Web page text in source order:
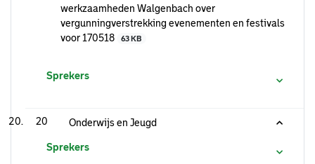
werkzaamheden Walgenbach over
vergunningverstrekking evenementen en festivals
voor 170518
63 KB
Sprekers
20 Onderwijs en Jeugd
Sprekers